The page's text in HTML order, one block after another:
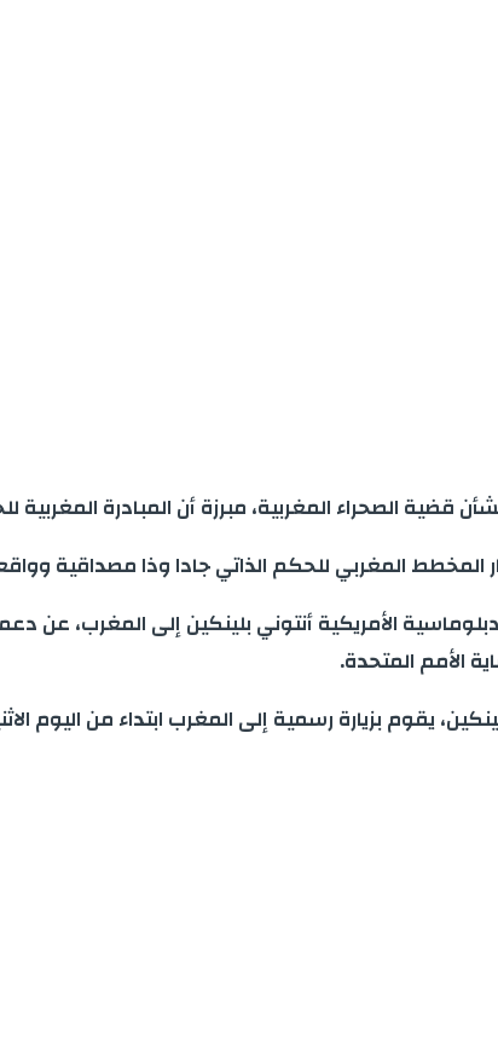
قضية الصحراء المغربية، مبرزة أن المبادرة
المخطط المغربي للحكم الذاتي جادا وذا مصداقية
الأمريكية أنتوني بلينكين إلى المغرب، عن
الأمم المتحدة.